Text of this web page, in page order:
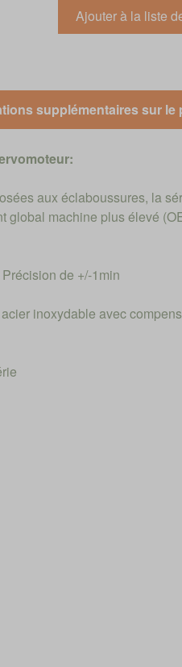
supplémentaires sur le
aux éclaboussures, la
global machine plus élevé
de +/-1min
inoxydable avec